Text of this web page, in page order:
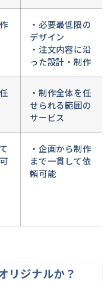
・必要最低限の
デザイン
・注文内容に沿
った設計・制作
・制作全体を任
せられる範囲の
サービス
・企画から制作
まで一貫して依
頼可能
リジナルか？